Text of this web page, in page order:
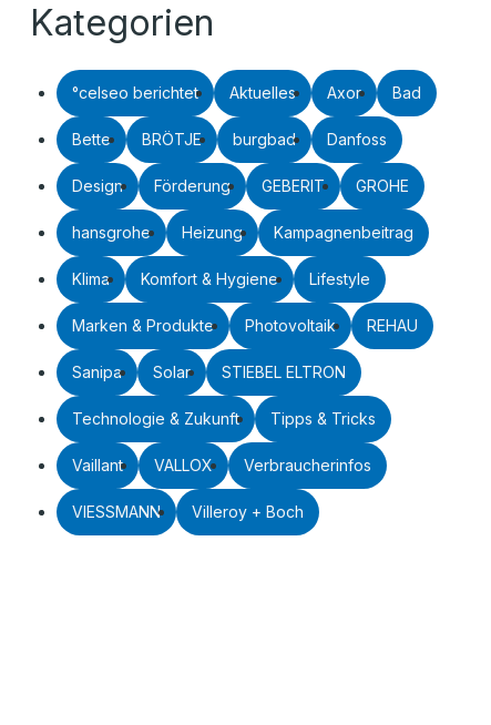
Kategorien
°celseo berichtet Aktuelles Axor Bad
Bette BRÖTJE burgbad Danfoss
Design Förderung GEBERIT GROHE
hansgrohe Heizung Kampagnenbeitrag
Klima Komfort & Hygiene Lifestyle
Marken & Produkte Photovoltaik REHAU
Sanipa Solar STIEBEL ELTRON
Technologie & Zukunft Tipps & Tricks
Vaillant VALLOX Verbraucherinfos
VIESSMANN Villeroy + Boch